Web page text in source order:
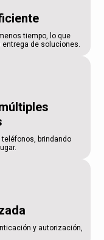
tiempo, lo que
de soluciones.
brindando
y autorización,